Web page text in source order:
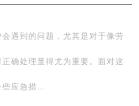
遇到的问题，尤其是对于像劳
确处理显得尤为重要。面对这
应急措…